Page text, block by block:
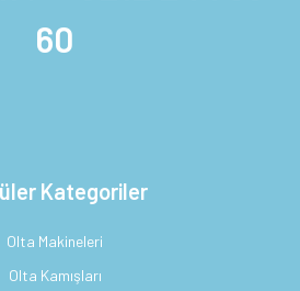
60
Kategoriler
Olta Makineleri
Olta Kamışları